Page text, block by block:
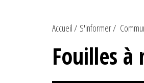
Accueil S'informer
Fouilles à